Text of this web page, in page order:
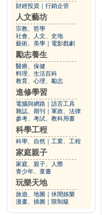
財經投資 行銷企管
人文藝坊
宗教、哲學
社會、人文、史地
藝術、美學
電影戲劇
勵志養生
醫療、保健
料理、生活百科
教育、心理、勵志
進修學習
電腦與網路
語言工具
雜誌、期刊
軍政、法律
參考、考試、教科用書
科學工程
科學、自然 工業、工程
家庭親子
家庭、親子、人際
青少年、童書
玩樂天地
旅遊、地圖
休閒娛樂
漫畫、插圖
限制級